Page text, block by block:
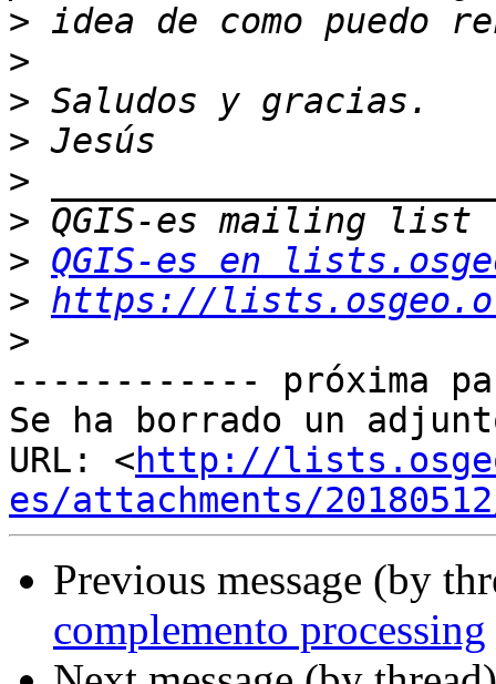
>
>
>
>
>
>
> QGIS-es en
> https://
>
------------ próxima
Se ha borrado un
URL: <http://
es/attachments/
Previous message (by
complemento processing